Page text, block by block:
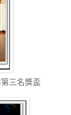
三名獎盃